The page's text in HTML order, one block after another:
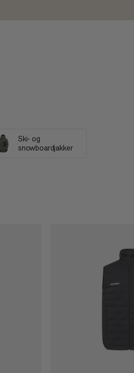
Ski- og
snowboardjakker